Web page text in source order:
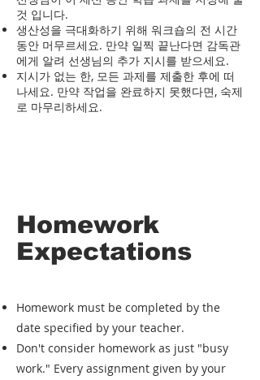
것 입니다.
생산성을 극대화하기 위해 워크숍의 전 시간
동안 머무르세요. 만약 일찍 끝난다면 감독관
에게 알려 선생님의 추가 지시를 받으세요.
​지시가 없는 한, 모든 과제를 제출한 후에 떠
나세요. 만약 작업을 완료하지 못했다면, 숙제
로 마무리하세요.
Homework
Expectations
Homework must be completed by the
date specified by your teacher.
Don't consider homework as just "busy
work." Every assignment given by your